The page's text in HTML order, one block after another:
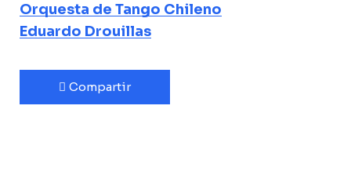
Orquesta de Tango Chileno
Eduardo Drouillas
Compartir